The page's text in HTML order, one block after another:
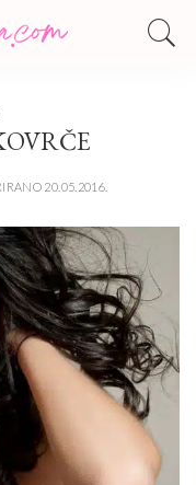
20.05.2016.